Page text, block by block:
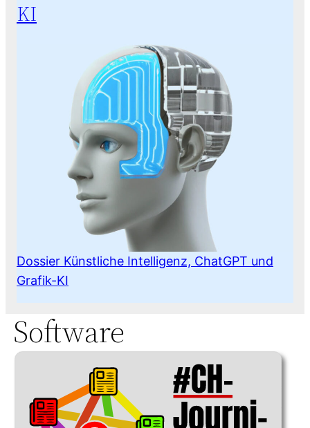
KI
Dossier Künstliche Intelligenz, ChatGPT und
Grafik-KI
Software